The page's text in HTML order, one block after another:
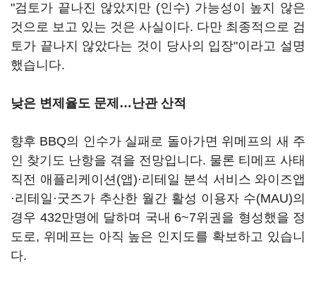
"검토가 끝나진 않았지만 (인수) 가능성이 높지 않은
것으로 보고 있는 것은 사실이다. 다만 최종적으로 검
토가 끝나지 않았다는 것이 당사의 입장"이라고 설명
했습니다.
낮은 변제율도 문제…난관 산적
향후 BBQ의 인수가 실패로 돌아가면 위메프의 새 주
인 찾기도 난항을 겪을 전망입니다. 물론 티메프 사태
직전 애플리케이션(앱)·리테일 분석 서비스 와이즈앱
·리테일·굿즈가 추산한 월간 활성 이용자 수(MAU)의
경우 432만명에 달하며 국내 6~7위권을 형성했을 정
도로, 위메프는 아직 높은 인지도를 확보하고 있습니
다.